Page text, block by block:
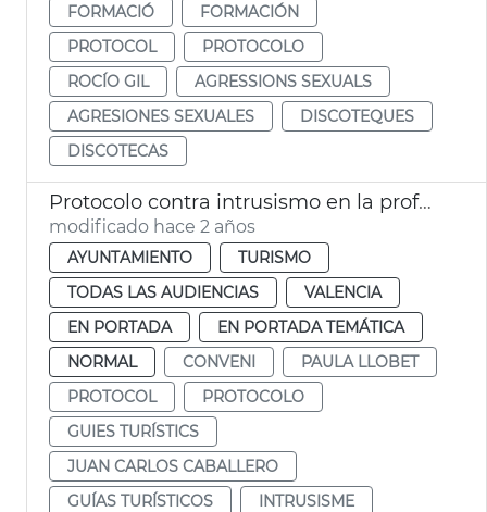
FORMACIÓ
FORMACIÓN
PROTOCOL
PROTOCOLO
ROCÍO GIL
AGRESSIONS SEXUALS
AGRESIONES SEXUALES
DISCOTEQUES
DISCOTECAS
Protocolo contra intrusismo en la profesión de guías turísticos
modificado hace 2 años
AYUNTAMIENTO
TURISMO
TODAS LAS AUDIENCIAS
VALENCIA
EN PORTADA
EN PORTADA TEMÁTICA
NORMAL
CONVENI
PAULA LLOBET
PROTOCOL
PROTOCOLO
GUIES TURÍSTICS
JUAN CARLOS CABALLERO
GUÍAS TURÍSTICOS
INTRUSISME